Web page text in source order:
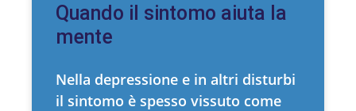
Quando il sintomo aiuta la
mente
Nella depressione e in altri disturbi
il sintomo è spesso vissuto come